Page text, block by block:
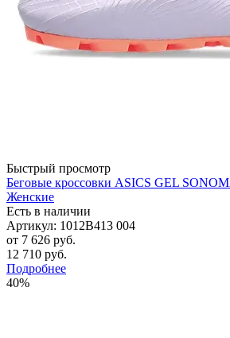
Быстрый просмотр
Беговые кроссовки ASICS GEL
Женские
Есть в наличии
Артикул: 1012B413 004
от 7 626 руб.
12 710 руб.
Подробнее
40%